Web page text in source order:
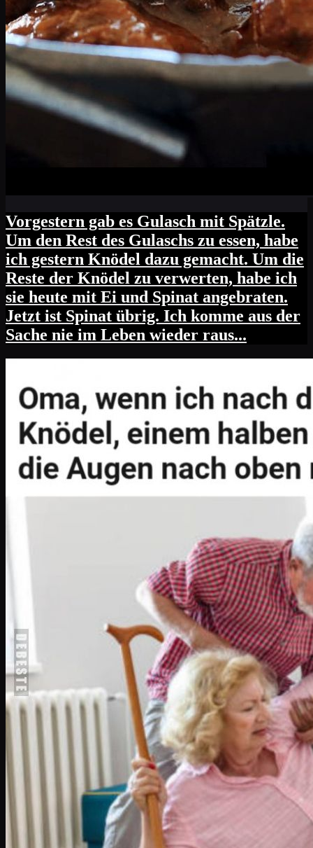
Vorgestern gab es Gulasch mit Spätzle.
Um den Rest des Gulaschs zu essen, habe
ich gestern Knödel dazu gemacht. Um die
Reste der Knödel zu verwerten, habe ich
sie heute mit Ei und Spinat angebraten.
Jetzt ist Spinat übrig. Ich komme aus der
Sache nie im Leben wieder raus...